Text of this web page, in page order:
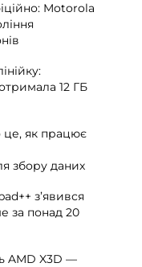
Motorola
12 ГБ
це, як працює
збору даних
з’явився
за понад 20
AMD X3D —